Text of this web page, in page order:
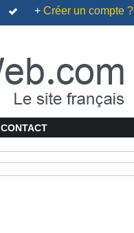
+ Créer un compte ?
CONTACT